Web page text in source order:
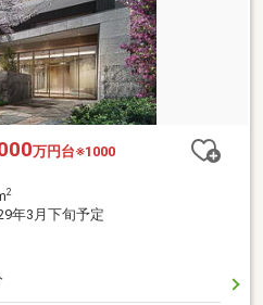
万円台※1000
2
年3月下旬予定